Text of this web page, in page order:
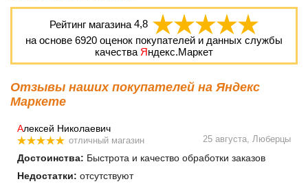
Рейтинг магазина 4,8
на основе 6920 оценок покупателей и данных службы
качества Яндекс.Маркет
Отзывы наших покупателей на Яндекс
Маркете
Алексей Николаевич
отличный магазин 25 августа, Люберцы
Достоинства: Быстрота и качество обработки заказов
Недостатки: отсутствуют